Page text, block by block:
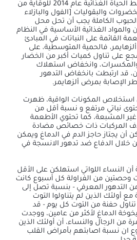
للمبادئ التوجيهية لنمط الحياة الغذائية عام 2014 للوقاية من
والبقوليات [الفول والبازلاء
الكاملة يجب أن تحل محل
والمواد الغذائية الأساسية في النظام
القائمة على النباتات في المبادئ
فالحمية المتوسطية، على
على تناول كميات أكبر من الخضار
والمكسرات، وانخفاض استهلاك
قد ارتبطت بانخفاض التدهور
الإصابة بمرض ألزهايمر.
استخلاص المكونات الواقية، ظهرت
نباتي مرتفع و نسبة أقل من
المشبعة، كما تحتوي الأطعمة
آلاف المركبات ذات خصائص مضادة
أن يجتاز حاجز الدم في الدماغ ويمكن
خلال الدفاع ضد تدهور الانسجة في
النساء اللواتي استهلكن على الأقل
وحصتين من الفراولة كل أسبوع كانت
التدهور المعرفي - بنسبة تصل إلى
أولئك الذين لم يتناولوا التوت
تناول حفنة من التوت كل يوم - قد
الدماغ لأكثر من عامين، ووجدت
من الرجال والنساء، أن أولئك الذين
ان نسبة اصابتهم بأمراض القلب